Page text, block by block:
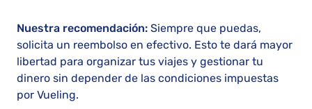
Nuestra recomendación: Siempre que puedas,
solicita un reembolso en efectivo. Esto te dará mayor
libertad para organizar tus viajes y gestionar tu
dinero sin depender de las condiciones impuestas
por Vueling.